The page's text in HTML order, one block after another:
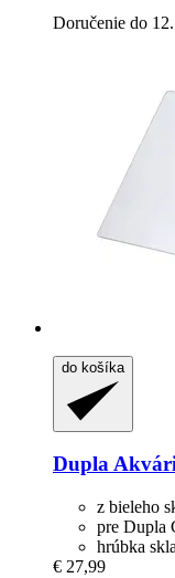
Doručenie do 12.
do košíka
Dupla
z bieleho
pre Dupla
hrúbka
€ 27,99